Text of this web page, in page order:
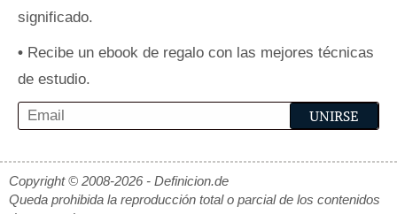
significado.
• Recibe un ebook de regalo con las mejores técnicas
de estudio.
Copyright © 2008-2026 - Definicion.de
Queda prohibida la reproducción total o parcial de los contenidos